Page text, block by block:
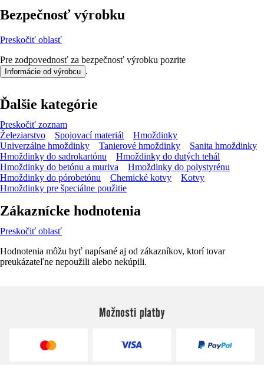
Bezpečnosť výrobku
Preskočiť oblasť
Pre zodpovednosť za bezpečnosť výrobku pozrite
Informácie od výrobcu .
Ďalšie kategórie
Preskočiť zoznam
Železiarstvo
Spojovací materiál
Hmoždinky
Univerzálne hmoždinky
Tanierové hmoždinky
Sanita hmoždinky
Hmoždinky do sadrokartónu
Hmoždinky do dutých tehál
Hmoždinky do betónu a muriva
Hmoždinky do polystyrénu
Hmoždinky do pórobetónu
Chemické kotvy
Kotvy
Hmoždinky pre špeciálne použitie
Zákaznícke hodnotenia
Preskočiť oblasť
Hodnotenia môžu byť napísané aj od zákazníkov, ktorí tovar
preukázateľne nepoužili alebo nekúpili.
Možnosti platby